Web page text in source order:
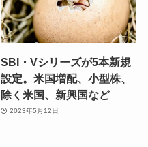
SBI・Vシリーズが5本新規
設定。米国増配、小型株、
除く米国、新興国など
2023年5月12日